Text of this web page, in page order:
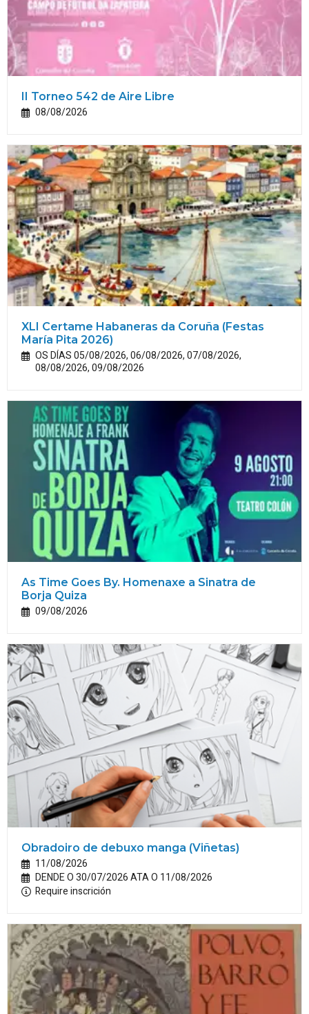
II Torneo 542 de Aire Libre
08/08/2026
XLI Certame Habaneras da Coruña (Festas
María Pita 2026)
OS DÍAS 05/08/2026, 06/08/2026, 07/08/2026,
08/08/2026, 09/08/2026
As Time Goes By. Homenaxe a Sinatra de
Borja Quiza
09/08/2026
Obradoiro de debuxo manga (Viñetas)
11/08/2026
DENDE O 30/07/2026 ATA O 11/08/2026
Require inscrición